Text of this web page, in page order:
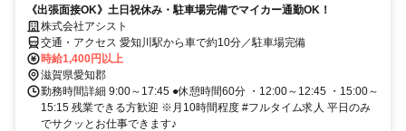
《出張面接OK》土日祝休み・駐車場完備でマイカー通勤OK！
株式会社アシスト
交通・アクセス 愛知川駅から車で約10分／駐車場完備
時給1,400円以上
滋賀県愛知郡
勤務時間詳細 9:00～17:45 ●休憩時間60分 ・12:00～12:45 ・15:00～
15:15 残業できる方歓迎 ※月10時間程度 #フルタイム求人 平日のみ
でサクッとお仕事できます♪